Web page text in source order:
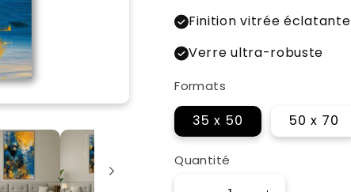
Voitures et motos
Les moteurs qui rugissent,
c'est ici !
Finition vitrée éclatante
Verre ultra-robuste
Formats
35 x 50 50 x 70
Quantité